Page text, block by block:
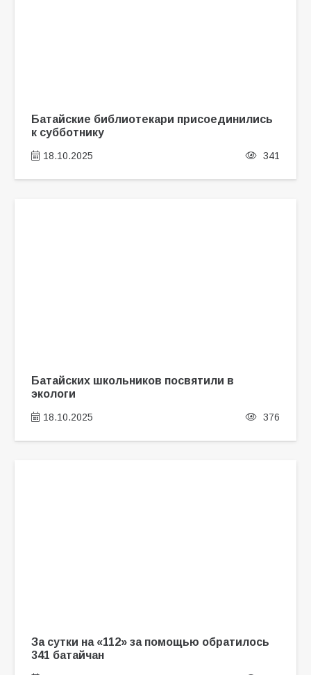
Батайские библиотекари присоединились
к субботнику
18.10.2025 341
Батайских школьников посвятили в
экологи
18.10.2025 376
За сутки на «112» за помощью обратилось
341 батайчан